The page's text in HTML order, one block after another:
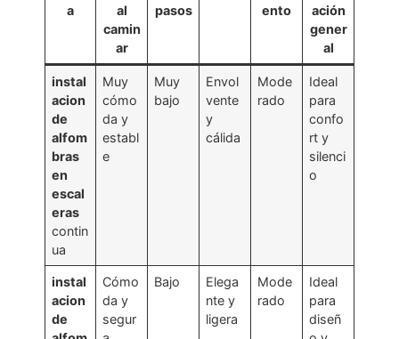
a
al
camin
ar
pasos
ento
ación
gener
al
instal
acion
de
alfom
bras
en
escal
eras
contin
ua
Muy
cómo
da y
establ
e
Muy
bajo
Envol
vente
y
cálida
Mode
rado
Ideal
para
confo
rt y
silenci
o
instal
acion
de
Cómo
da y
segur
Bajo
Elega
nte y
ligera
Mode
rado
Ideal
para
diseñ